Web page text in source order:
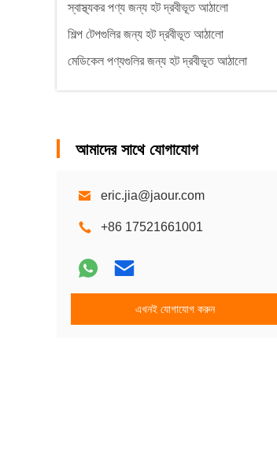
স্বাস্থ্যকর পণ্য জন্য হট দ্রবীভূত আঠালো
শিল্প টেপগুলির জন্য হট দ্রবীভূত আঠালো
মেডিকেল পণ্যগুলির জন্য হট দ্রবীভূত আঠালো
আমাদের সাথে যোগাযোগ
eric.jia@jaour.com
+86 17521661001
এখনই যোগাযোগ করুন